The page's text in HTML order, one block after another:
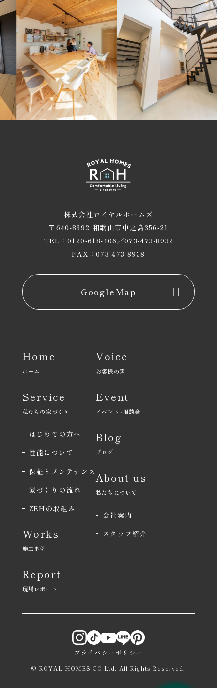
株式会社ロイヤルホームズ
〒640-8392 和歌山市中之島356-21
TEL：0120-618-406／073-473-8932
FAX：073-473-8938
GoogleMap
Home
ホーム
Service
私たちの家づくり
はじめての方へ
性能について
保証とメンテナンス
家づくりの流れ
ZEHの取組み
Works
施工事例
Report
現場レポート
Voice
お客様の声
Event
イベント･相談会
Blog
ブログ
About us
私たちについて
会社案内
スタッフ紹介
プライバシーポリシー
© ROYAL HOMES CO.Ltd. All Rights Reserved.